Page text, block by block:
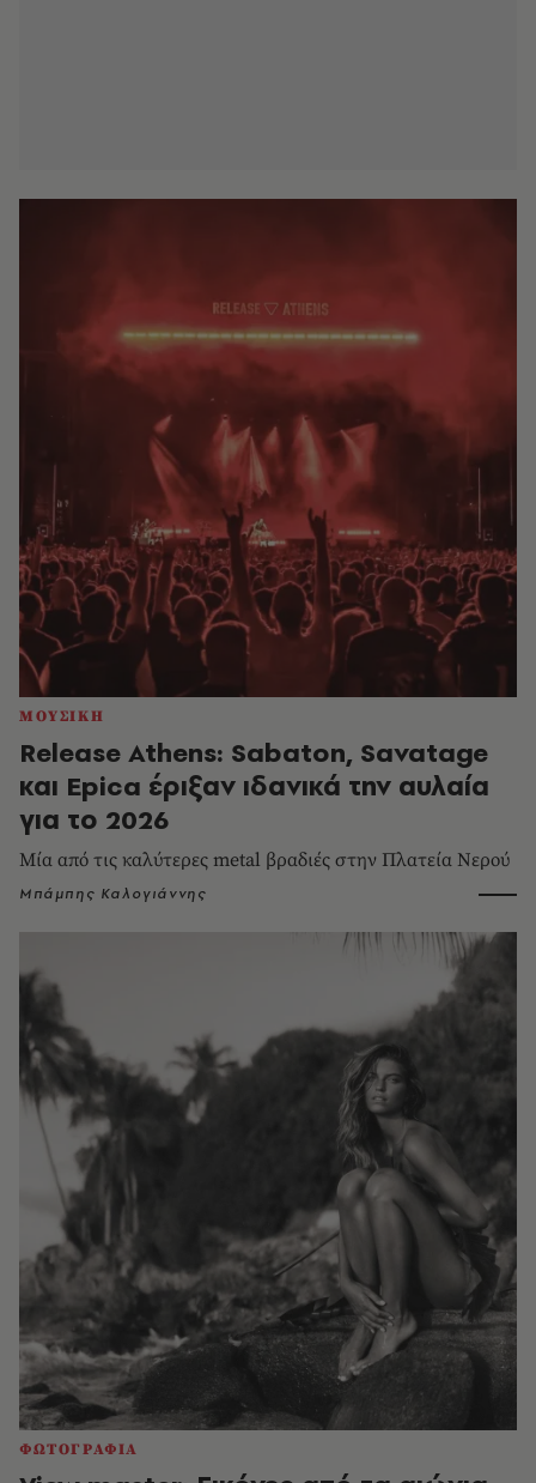
ΜΟΥΣΙΚΗ
Release Athens: Sabaton, Savatage
και Epica έριξαν ιδανικά την αυλαία
για το 2026
Μία από τις καλύτερες metal βραδιές στην Πλατεία Νερού
Μπάμπης Καλογιάννης
ΦΩΤΟΓΡΑΦΙΑ